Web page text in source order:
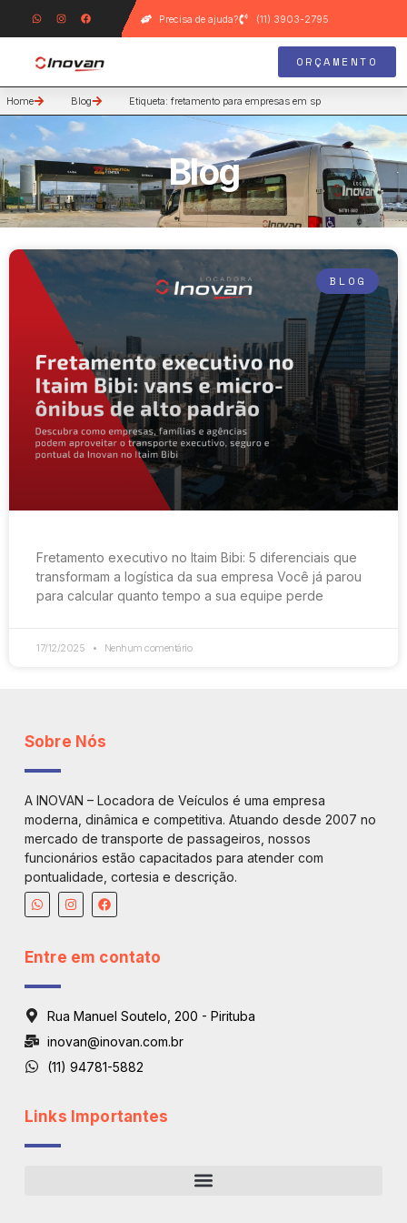
Precisa de ajuda? (11) 3903-2795
ORÇAMENTO
Home Blog Etiqueta: fretamento para empresas em sp
Blog
BLOG
Fretamento executivo no Itaim Bibi: 5 diferenciais que
transformam a logística da sua empresa Você já parou
para calcular quanto tempo a sua equipe perde
17/12/2025 Nenhum comentário
Sobre Nós
A INOVAN – Locadora de Veículos é uma empresa
moderna, dinâmica e competitiva. Atuando desde 2007 no
mercado de transporte de passageiros, nossos
funcionários estão capacitados para atender com
pontualidade, cortesia e descrição.
Entre em contato
Rua Manuel Soutelo, 200 - Pirituba
inovan@inovan.com.br
(11) 94781-5882
Links Importantes